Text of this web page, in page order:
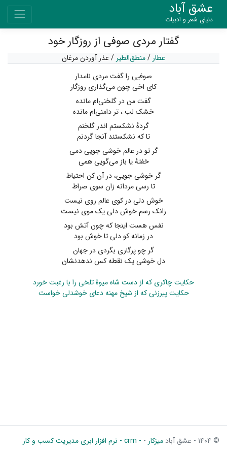
عشق آباد
دنیای شعر و ادبیات
گفتار مردی صوفی از روزگار خود
عطار /منطق‌الطیر / عذر آوردن مرغان
صوفیی را گفت مردی نامدار
کای اخی چون می‌گذاری روزگار
گفت من در گلخنی‌ام مانده
خشک لب ، تر دامنی‌ام مانده
گردهٔ نشکستم اندر گلخنم
تا که نشکستند آنجا گردنم
گر تو در عالم خوشی جویی دمی
خفتهٔ یا باز می‌گویی همی
گر خوشی جویی، در آن کن احتیاط
تا رسی مردانه زان سوی صراط
خوش دلی در کوی عالم روی نیست
زانک رسم خوش دلی یک موی نیست
نفس هست اینجا که چون آتش بود
در زمانه کو دلی تا خوش بود
گر چو پرگاری بگردی در جهان
دل خوشی یک نقطه کس ندهدنشان
حکایت چاکری که از دست شاه میوهٔ تلخی را با رغبت خورد
حکایت پیرزنی که از شیخ مهنه دعای خوشدلی خواست
© ۱۴۰۴ - عشق آباد میزکار - - crm - نرم افزار ابری مدیریت کسب و کار